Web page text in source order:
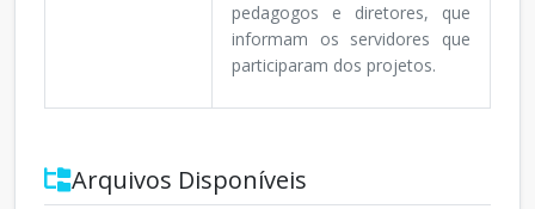
pedagogos e diretores, que
informam os servidores que
participaram dos projetos.
Arquivos Disponíveis